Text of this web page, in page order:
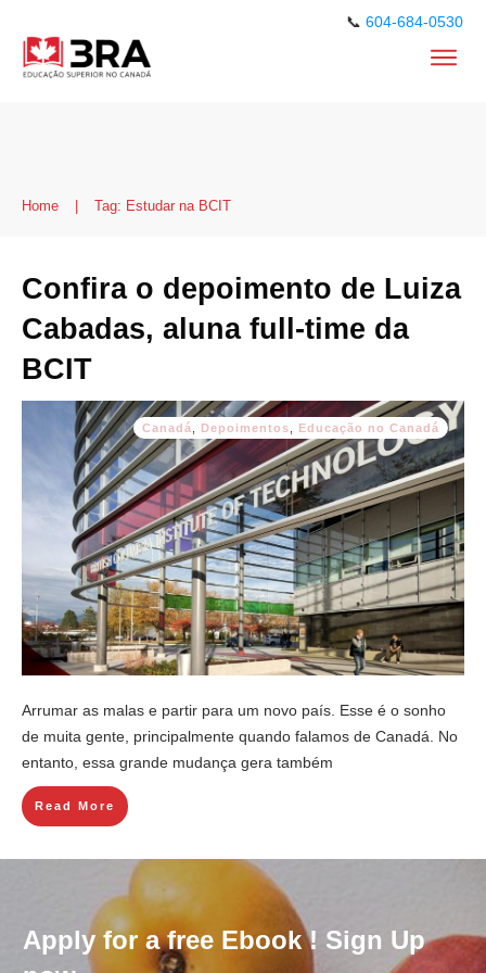
📞 604-684-0530
Home | Tag: Estudar na BCIT
Confira o depoimento de Luiza
Cabadas, aluna full-time da
BCIT
Canadá Depoimentos Educação no Canadá
Arrumar as malas e partir para um novo país. Esse é o sonho
de muita gente, principalmente quando falamos de Canadá. No
entanto, essa grande mudança gera também
Read More
Apply for a free Ebook ! Sign Up